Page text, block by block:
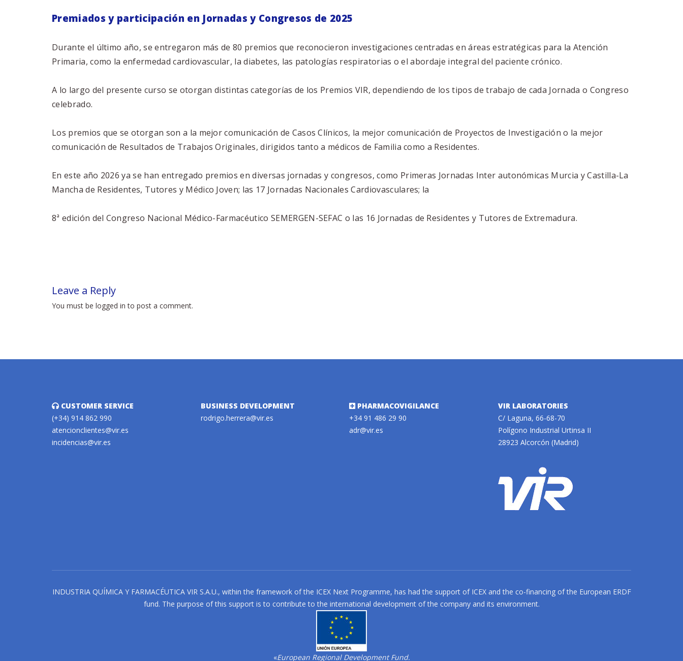
Premiados y participación en Jornadas y Congresos de 2025
Durante el último año, se entregaron más de 80 premios que reconocieron investigaciones centradas en áreas estratégicas para la Atención
Primaria, como la enfermedad cardiovascular, la diabetes, las patologías respiratorias o el abordaje integral del paciente crónico.
A lo largo del presente curso se otorgan distintas categorías de los Premios VIR, dependiendo de los tipos de trabajo de cada Jornada o Congreso
celebrado.
Los premios que se otorgan son a la mejor comunicación de Casos Clínicos, la mejor comunicación de Proyectos de Investigación o la mejor
comunicación de Resultados de Trabajos Originales, dirigidos tanto a médicos de Familia como a Residentes.
En este año 2026 ya se han entregado premios en diversas jornadas y congresos, como Primeras Jornadas Inter autonómicas Murcia y Castilla-La
Mancha de Residentes, Tutores y Médico Joven; las 17 Jornadas Nacionales Cardiovasculares; la
8ª edición del Congreso Nacional Médico-Farmacéutico SEMERGEN-SEFAC o las 16 Jornadas de Residentes y Tutores de Extremadura.
Leave a Reply
You must be logged in to post a comment.
CUSTOMER SERVICE
(+34) 914 862 990
atencionclientes@vir.es
incidencias@vir.es
BUSINESS DEVELOPMENT
rodrigo.herrera@vir.es
PHARMACOVIGILANCE
+34 91 486 29 90
adr@vir.es
VIR LABORATORIES
C/ Laguna, 66-68-70
Polígono Industrial Urtinsa II
28923 Alcorcón (Madrid)
INDUSTRIA QUÍMICA Y FARMACÉUTICA VIR S.A.U., within the framework of the ICEX Next Programme, has had the support of ICEX and the co-financing of the European ERDF
fund. The purpose of this support is to contribute to the international development of the company and its environment.
«European Regional Development Fund.